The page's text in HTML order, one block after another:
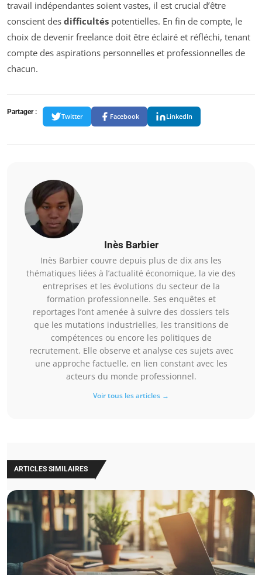
travail indépendantes soient vastes, il est crucial d’être
conscient des difficultés potentielles. En fin de compte, le
choix de devenir freelance doit être éclairé et réfléchi, tenant
compte des aspirations personnelles et professionnelles de
chacun.
Partager :
Twitter Facebook LinkedIn
Inès Barbier
Inès Barbier couvre depuis plus de dix ans les
thématiques liées à l’actualité économique, la vie des
entreprises et les évolutions du secteur de la
formation professionnelle. Ses enquêtes et
reportages l’ont amenée à suivre des dossiers tels
que les mutations industrielles, les transitions de
compétences ou encore les politiques de
recrutement. Elle observe et analyse ces sujets avec
une approche factuelle, en lien constant avec les
acteurs du monde professionnel.
Voir tous les articles →
ARTICLES SIMILAIRES